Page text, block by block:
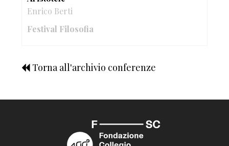
Enrico Berti
Festival Filosofia
Torna all'archivio conferenze